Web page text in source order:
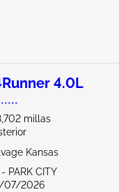
4.0L
millas
Kansas
- PARK CITY
07/2026